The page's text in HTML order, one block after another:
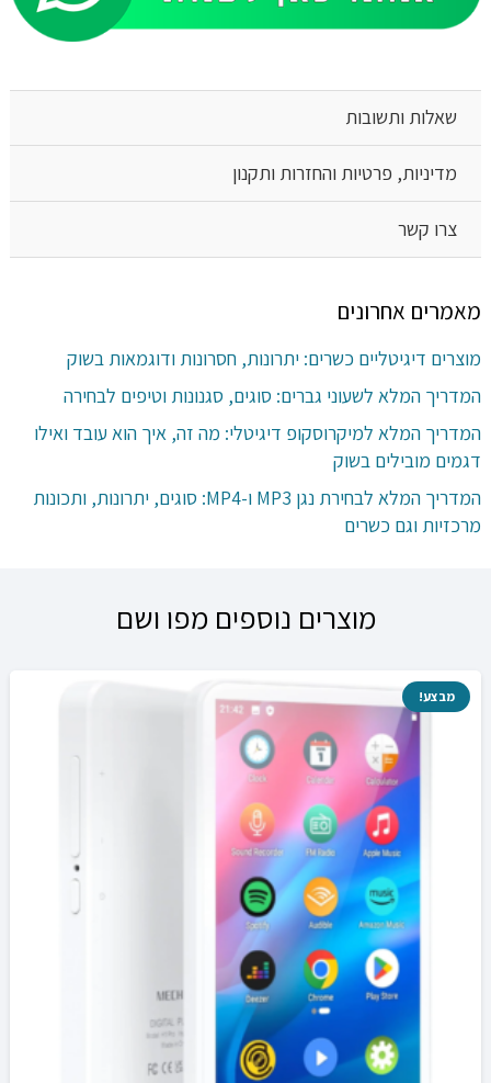
שאלות ותשובות
מדיניות, פרטיות והחזרות ותקנון
צרו קשר
מאמרים אחרונים
מוצרים דיגיטליים כשרים: יתרונות, חסרונות ודוגמאות בשוק
המדריך המלא לשעוני גברים: סוגים, סגנונות וטיפים לבחירה
המדריך המלא למיקרוסקופ דיגיטלי: מה זה, איך הוא עובד ואילו
דגמים מובילים בשוק
המדריך המלא לבחירת נגן MP3 ו-MP4: סוגים, יתרונות, ותכונות
מרכזיות וגם כשרים
מוצרים נוספים מפו ושם
מבצע!